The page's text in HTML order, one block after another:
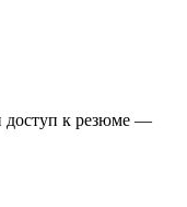
доступ к резюме —